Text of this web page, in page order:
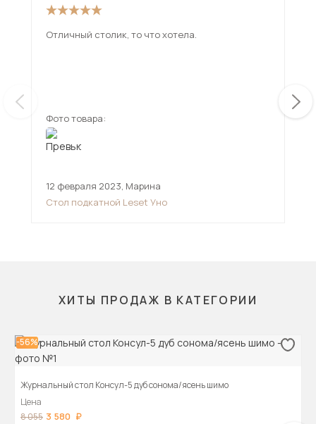
Отличный столик, то что хотела.
Фото товара:
12 февраля 2023, Марина
Стол подкатной Leset Уно
ХИТЫ ПРОДАЖ В КАТЕГОРИИ
-56%
Журнальный стол Консул-5 дуб сонома/ясень шимо
Цена
8 055 3 580